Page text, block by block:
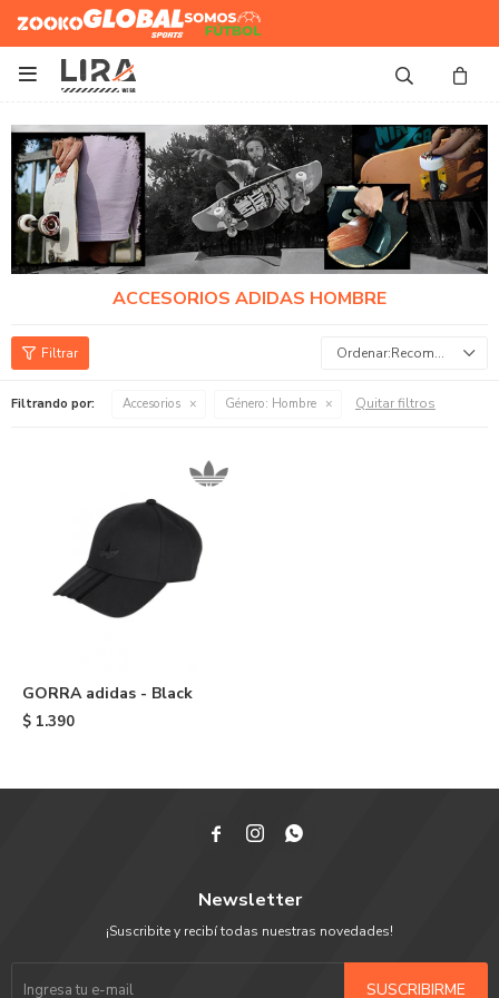
Zooko Global Sports
Somos
Futbol

ACCESORIOS ADIDAS HOMBRE
Recomendados
Filtrando por: Accesorios Género: Hombre Quitar filtros
GORRA adidas - Black
$ 1.390
  
Newsletter
¡Suscribite y recibí todas nuestras novedades!
SUSCRIBIRME